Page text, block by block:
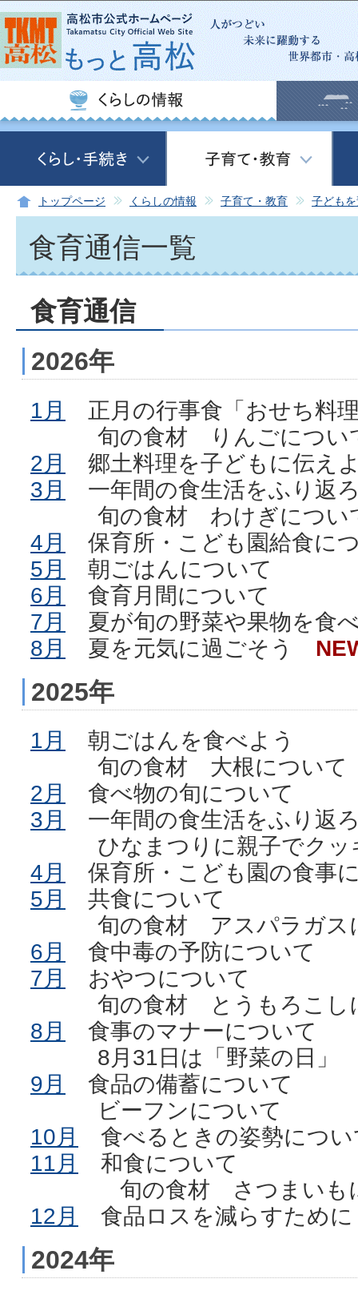
この
トップページ くらしの情報 子育て・教育 子ども
食育通信一覧
食育通信
2026年
1月
正月の行事食「おせち料
旬の食材 りんごについ
2月
郷土料理を子どもに伝え
3月
一年間の食生活をふり
旬の食材 わけぎについ
4月
保育所・こども園給食に
5月
朝ごはんについて
6月
食育月間について
7月
夏が旬の野菜や果物を
8月
夏を元気に過ごそう
2025年
1月
朝ごはんを食べよう
旬の食材 大根につい
2月
食べ物の旬について
3月
一年間の食生活をふり返
ひなまつりに親子でクッ
4月
保育所・こども園の食
5月
共食について
旬の食材 アスパラガス
6月
食中毒の予防について
7月
おやつについて
旬の食材 とうもろこし
8月
食事のマナーについて
8月31日は「野菜の日」
9月
食品の備蓄について
ビーフンについて
10月
食べるときの姿勢につ
11月
和食について
旬の食材 さつまいも
12月
食品ロスを減らすため
2024年